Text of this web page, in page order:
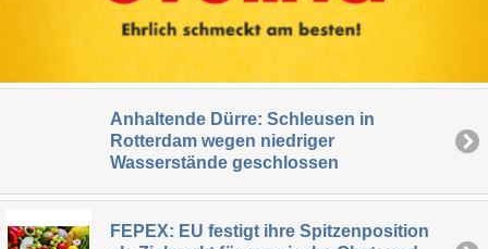
Anhaltende Dürre: Schleusen in
Rotterdam wegen niedriger
Wasserstände geschlossen
FEPEX: EU festigt ihre Spitzenposition